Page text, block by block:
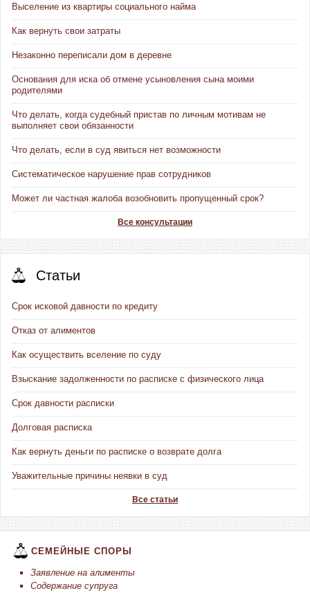
Выселение из квартиры социального найма
Как вернуть свои затраты
Незаконно переписали дом в деревне
Основания для иска об отмене усыновления сына моими
родителями
Что делать, когда судебный пристав по личным мотивам не
выполняет свои обязанности
Что делать, если в суд явиться нет возможности
Систематическое нарушение прав сотрудников
Может ли частная жалоба возобновить пропущенный срок?
Все консультации
Статьи
Срок исковой давности по кредиту
Отказ от алиментов
Как осуществить вселение по суду
Взыскание задолженности по расписке с физического лица
Срок давности расписки
Долговая расписка
Как вернуть деньги по расписке о возврате долга
Уважительные причины неявки в суд
Все статьи
СЕМЕЙНЫЕ СПОРЫ
Заявление на алименты
Содержание супруга